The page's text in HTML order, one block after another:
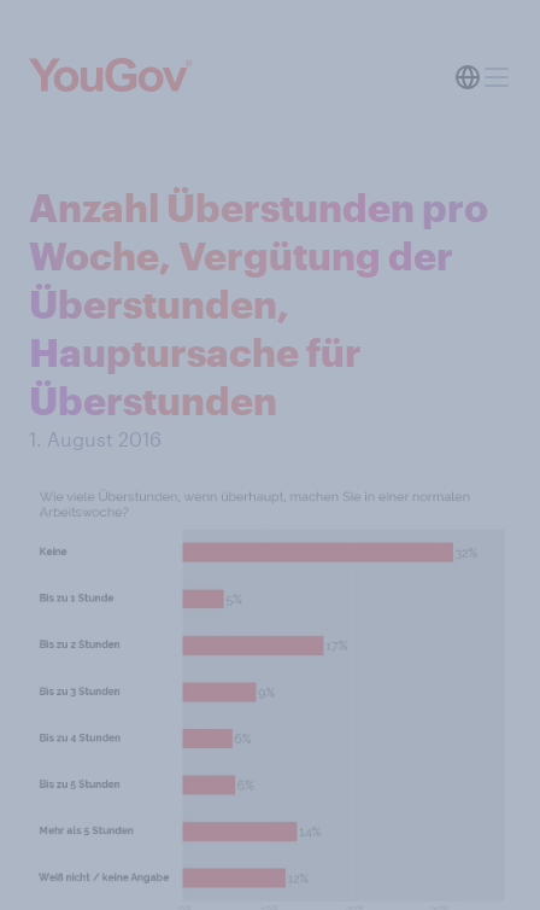
Anzahl Überstunden pro
Woche, Vergütung der
Überstunden,
Hauptursache für
Überstunden
1. August 2016